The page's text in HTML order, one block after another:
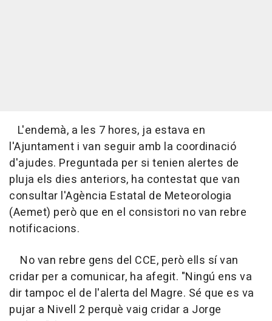
L'endemà, a les 7 hores, ja estava en
l'Ajuntament i van seguir amb la coordinació
d'ajudes. Preguntada per si tenien alertes de
pluja els dies anteriors, ha contestat que van
consultar l'Agència Estatal de Meteorologia
(Aemet) però que en el consistori no van rebre
notificacions.
No van rebre gens del CCE, però ells sí van
cridar per a comunicar, ha afegit. "Ningú ens va
dir tampoc el de l'alerta del Magre. Sé que es va
pujar a Nivell 2 perquè vaig cridar a Jorge